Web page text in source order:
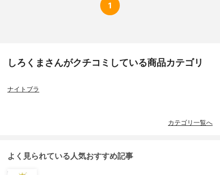
1
しろくまさんがクチコミしている商品カテゴリ
ナイトブラ
カテゴリ一覧へ
よく見られている人気おすすめ記事